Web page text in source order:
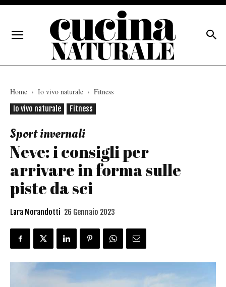
Home Io vivo naturale
Fitness
Io vivo naturale
Fitness
Sport invernali
Neve: i consigli per
arrivare in forma sulle
piste da sci
Lara Morandotti 26 Gennaio 2023